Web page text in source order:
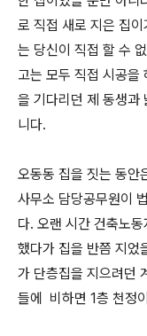
로 직접 새로 지은 집
는 당신이 직접 할 수
고는 모두 직접 시공
을 기다리던 제 동생과
니다.
오동동 집을 짓는 동안
사무소 담당공무원이
다. 오랜 시간 건축노
했다가 집을 반쯤 지었
가 단층집을 지으려던
들에 비하면 1층 천정